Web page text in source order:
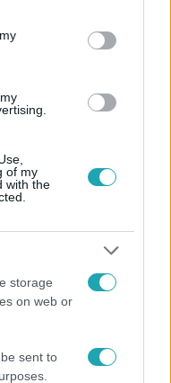
in below Google
of my
with the
storage
on web or
sent to
ÉLETMÓD